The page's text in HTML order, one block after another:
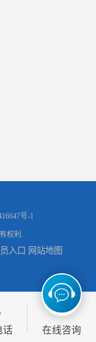
号-1
权利.
入口 网站地图
话 在线咨询